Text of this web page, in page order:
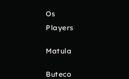
Os
Players
Matula
Buteco